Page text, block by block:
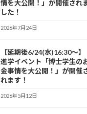
情を大公開！」が開催され
した！
2026年7月24日
【延期後6/24(水)16:30～】
進学イベント「博士学生の
金事情を大公開！」が開催
れます！
2026年5月12日